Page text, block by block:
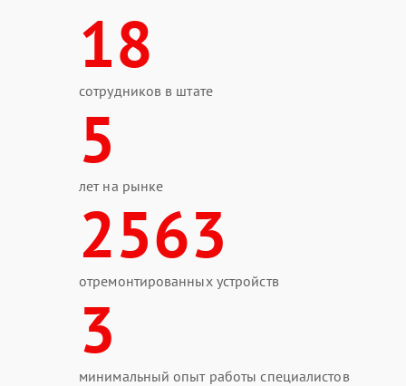
18
сотрудников в штате
5
лет на рынке
2563
отремонтированных устройств
3
минимальный опыт работы специалистов